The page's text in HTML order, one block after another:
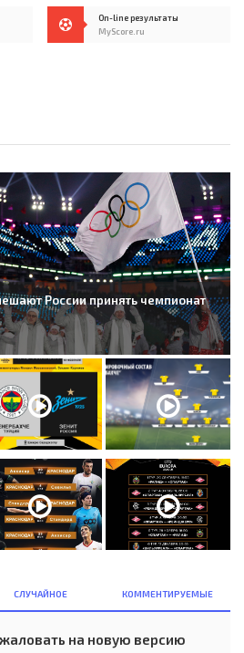
On-line результаты
MyScore.ru
России принять чемпионат
СЛУЧАЙНОЕ КОММЕНТИРУЕМЫЕ
на новую версию